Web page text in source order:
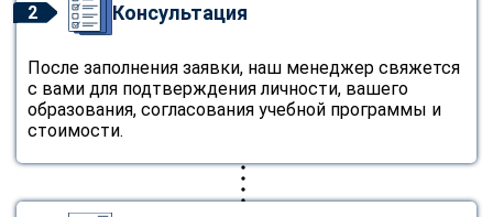
2 Консультация
После заполнения заявки, наш менеджер свяжется
с вами для подтверждения личности, вашего
образования, согласования учебной программы и
стоимости.